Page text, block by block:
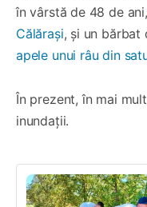
în vârstă de 48 de ani,
Călărași, și un
apele unui râu din
În prezent, în mai
inundații.